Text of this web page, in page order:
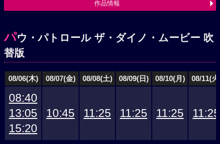
作品情報
パウ・パトロール ザ・ダイノ・ムービー 吹
替版
08/06(木) 08/07(金) 08/08(土) 08/09(日) 08/10(月) 08/11(
08:40
13:05
15:20
10:45 11:25 11:25 11:25 11:25